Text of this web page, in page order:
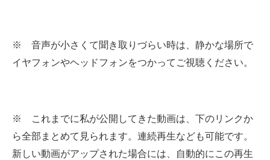
※ 音声が小さくて聞き取りづらい時は、静かな場所で
イヤフォンやヘッドフォンをつかってご視聴ください。
※ これまでに私が公開してきた動画は、下のリンクか
ら全部まとめて見られます。 連続再生なども可能です。
新しい動画がアップされた場合には、自動的にこの再生